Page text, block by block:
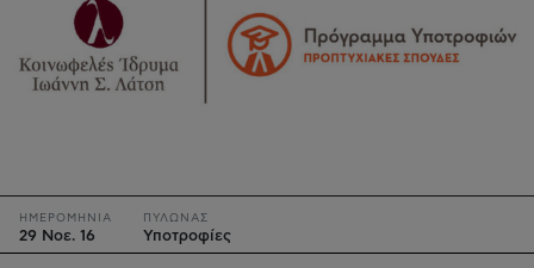
ΗΜΕΡΟΜΗΝΙΑ
29 Νοε. 16
ΠΥΛΩΝΑΣ
Υποτροφίες